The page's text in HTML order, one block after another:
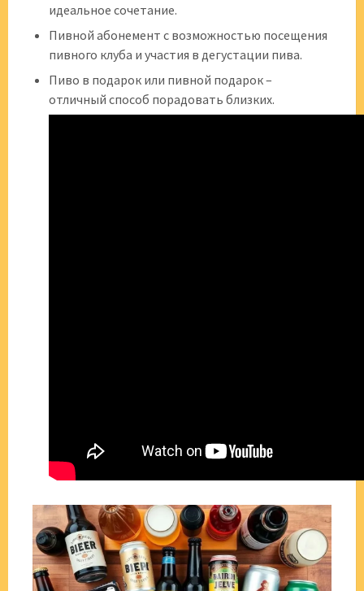
идеальное сочетание.
Пивной абонемент с возможностью посещения
пивного клуба и участия в дегустации пива.
Пиво в подарок или пивной подарок –
отличный способ порадовать близких.